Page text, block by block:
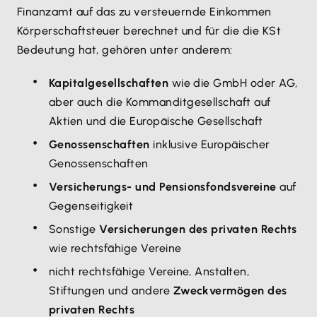
Finanzamt auf das zu versteuernde Einkommen
Körperschaftsteuer berechnet und für die die KSt
Bedeutung hat, gehören unter anderem:
Kapitalgesellschaften wie die GmbH oder AG,
aber auch die Kommanditgesellschaft auf
Aktien und die Europäische Gesellschaft
Genossenschaften inklusive Europäischer
Genossenschaften
Versicherungs- und Pensionsfondsvereine auf
Gegenseitigkeit
Sonstige Versicherungen des privaten Rechts
wie rechtsfähige Vereine
nicht rechtsfähige Vereine, Anstalten,
Stiftungen und andere Zweckvermögen des
privaten Rechts